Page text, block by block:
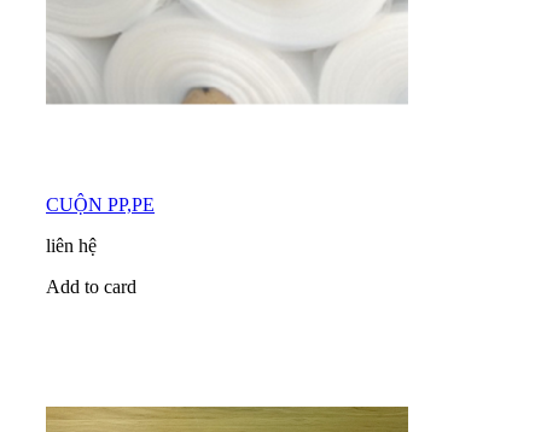
CUỘN PP,PE
liên hệ
Add to card